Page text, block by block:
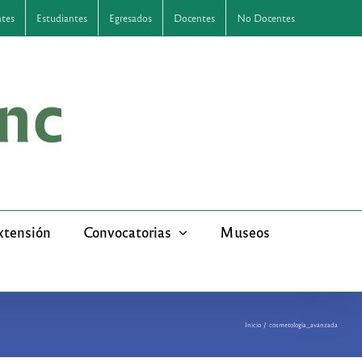
Estudiantes Egresados Docentes No Docentes
Convocatorias Museos
Inicio cosmetologia_avanzada